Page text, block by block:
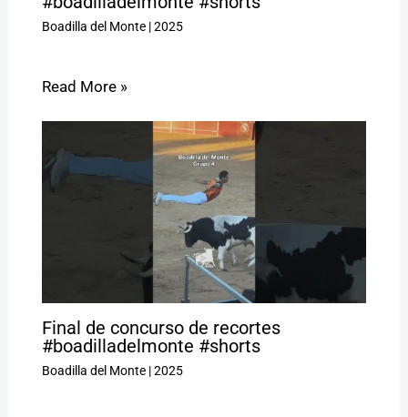
Boadilla del Monte|2025
Read More »
Final de concurso de recortes
#boadilladelmonte #shorts
Boadilla del Monte|2025